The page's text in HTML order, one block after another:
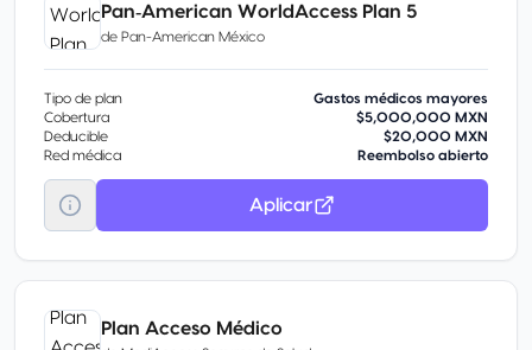
Pan‑American WorldAccess Plan 5
de Pan-American México
Tipo de plan
Gastos médicos mayores
Cobertura
$5,000,000 MXN
Deducible
$20,000 MXN
Red médica
Reembolso abierto
Aplicar
Plan Acceso Médico